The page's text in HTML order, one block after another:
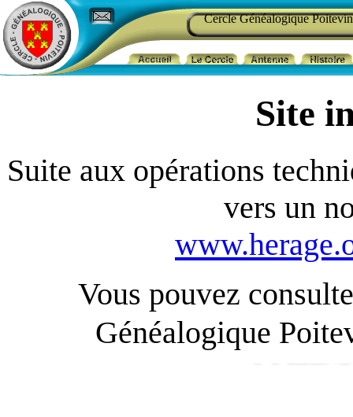
Cercle Généalogique Poitevin
Site
Suite aux opérations
vers un
Vous pouvez
Généalogique